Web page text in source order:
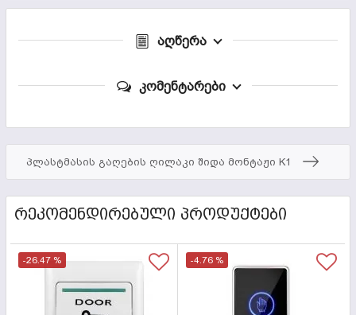
აღწერა
კომენტარები
პლასტმასის გაღების ღილაკი შიდა მონტაჟი K1
ᲠᲔᲙᲝᲛᲔᲜᲓᲘᲠᲔᲑᲣᲚᲘ ᲞᲠᲝᲓᲣᲥᲢᲔᲑᲘ
-26.47 % -4.76 %